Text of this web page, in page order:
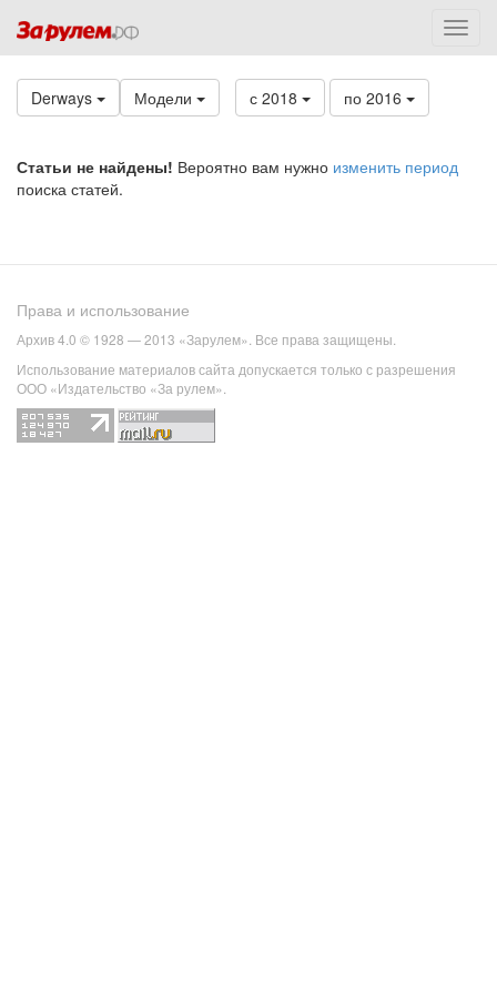
Derways Модели с 2018 по 2016
Статьи не найдены! Вероятно вам нужно изменить период
поиска статей.
Права и использование
Архив 4.0 © 1928 — 2013 «Зарулем». Все права защищены.
Использование материалов сайта допускается только с разрешения
ООО «Издательство «За рулем».